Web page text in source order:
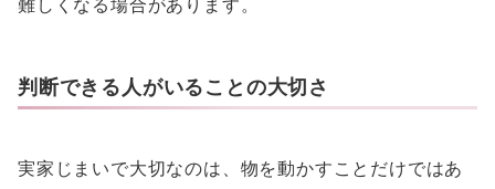
難しくなる場合があります。
判断できる人がいることの大切さ
実家じまいで大切なのは、物を動かすことだけではあ